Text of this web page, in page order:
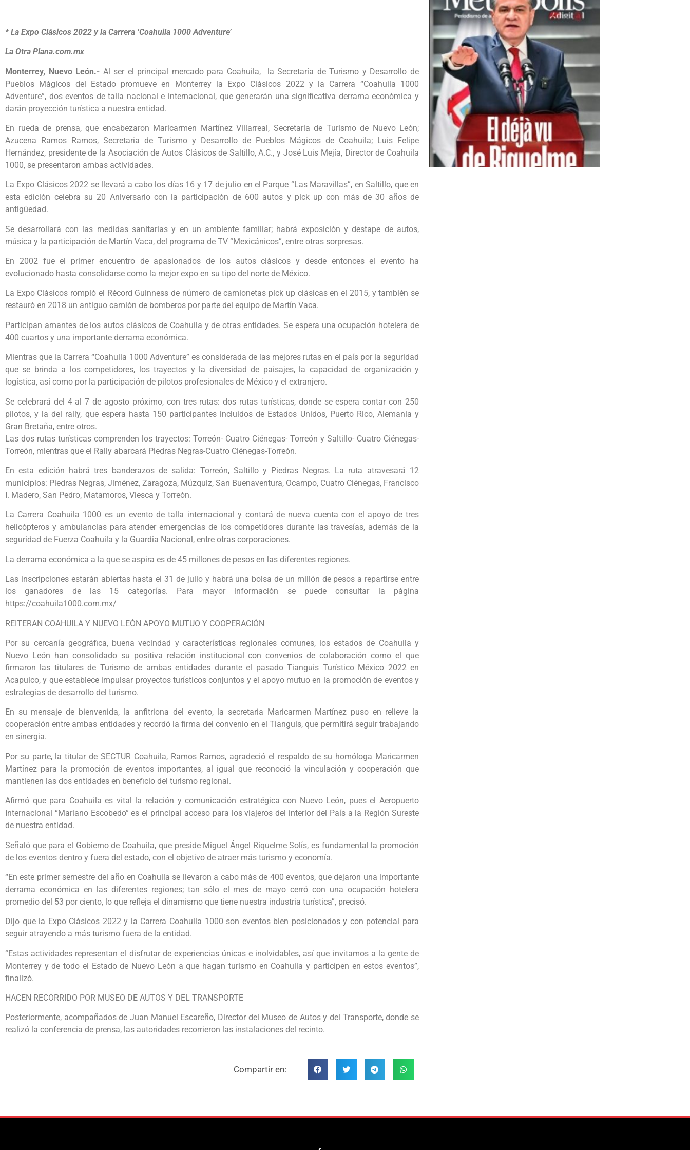
* La Expo Clásicos 2022 y la Carrera ‘Coahuila 1000 Adventure’
La Otra Plana.com.mx
Monterrey, Nuevo León.- Al ser el principal mercado para Coahuila, la Secretaría de Turismo y Desarrollo de
Pueblos Mágicos del Estado promueve en Monterrey la Expo Clásicos 2022 y la Carrera “Coahuila 1000
Adventure”, dos eventos de talla nacional e internacional, que generarán una significativa derrama económica y
darán proyección turística a nuestra entidad.
En rueda de prensa, que encabezaron Maricarmen Martínez Villarreal, Secretaria de Turismo de Nuevo León;
Azucena Ramos Ramos, Secretaria de Turismo y Desarrollo de Pueblos Mágicos de Coahuila; Luis Felipe
Hernández, presidente de la Asociación de Autos Clásicos de Saltillo, A.C., y José Luis Mejía, Director de Coahuila
1000, se presentaron ambas actividades.
La Expo Clásicos 2022 se llevará a cabo los días 16 y 17 de julio en el Parque “Las Maravillas”, en Saltillo, que en
esta edición celebra su 20 Aniversario con la participación de 600 autos y pick up con más de 30 años de
antigüedad.
Se desarrollará con las medidas sanitarias y en un ambiente familiar; habrá exposición y destape de autos,
música y la participación de Martín Vaca, del programa de TV “Mexicánicos”, entre otras sorpresas.
En 2002 fue el primer encuentro de apasionados de los autos clásicos y desde entonces el evento ha
evolucionado hasta consolidarse como la mejor expo en su tipo del norte de México.
La Expo Clásicos rompió el Récord Guinness de número de camionetas pick up clásicas en el 2015, y también se
restauró en 2018 un antiguo camión de bomberos por parte del equipo de Martín Vaca.
Participan amantes de los autos clásicos de Coahuila y de otras entidades. Se espera una ocupación hotelera de
400 cuartos y una importante derrama económica.
Mientras que la Carrera “Coahuila 1000 Adventure” es considerada de las mejores rutas en el país por la seguridad
que se brinda a los competidores, los trayectos y la diversidad de paisajes, la capacidad de organización y
logística, así como por la participación de pilotos profesionales de México y el extranjero.
Se celebrará del 4 al 7 de agosto próximo, con tres rutas: dos rutas turísticas, donde se espera contar con 250
pilotos, y la del rally, que espera hasta 150 participantes incluidos de Estados Unidos, Puerto Rico, Alemania y
Gran Bretaña, entre otros.
Las dos rutas turísticas comprenden los trayectos: Torreón- Cuatro Ciénegas- Torreón y Saltillo- Cuatro Ciénegas-
Torreón, mientras que el Rally abarcará Piedras Negras-Cuatro Ciénegas-Torreón.
En esta edición habrá tres banderazos de salida: Torreón, Saltillo y Piedras Negras. La ruta atravesará 12
municipios: Piedras Negras, Jiménez, Zaragoza, Múzquiz, San Buenaventura, Ocampo, Cuatro Ciénegas, Francisco
I. Madero, San Pedro, Matamoros, Viesca y Torreón.
La Carrera Coahuila 1000 es un evento de talla internacional y contará de nueva cuenta con el apoyo de tres
helicópteros y ambulancias para atender emergencias de los competidores durante las travesías, además de la
seguridad de Fuerza Coahuila y la Guardia Nacional, entre otras corporaciones.
La derrama económica a la que se aspira es de 45 millones de pesos en las diferentes regiones.
Las inscripciones estarán abiertas hasta el 31 de julio y habrá una bolsa de un millón de pesos a repartirse entre
los ganadores de las 15 categorías. Para mayor información se puede consultar la página
https://coahuila1000.com.mx/
REITERAN COAHUILA Y NUEVO LEÓN APOYO MUTUO Y COOPERACIÓN
Por su cercanía geográfica, buena vecindad y características regionales comunes, los estados de Coahuila y
Nuevo León han consolidado su positiva relación institucional con convenios de colaboración como el que
firmaron las titulares de Turismo de ambas entidades durante el pasado Tianguis Turístico México 2022 en
Acapulco, y que establece impulsar proyectos turísticos conjuntos y el apoyo mutuo en la promoción de eventos y
estrategias de desarrollo del turismo.
En su mensaje de bienvenida, la anfitriona del evento, la secretaria Maricarmen Martínez puso en relieve la
cooperación entre ambas entidades y recordó la firma del convenio en el Tianguis, que permitirá seguir trabajando
en sinergia.
Por su parte, la titular de SECTUR Coahuila, Ramos Ramos, agradeció el respaldo de su homóloga Maricarmen
Martínez para la promoción de eventos importantes, al igual que reconoció la vinculación y cooperación que
mantienen las dos entidades en beneficio del turismo regional.
Afirmó que para Coahuila es vital la relación y comunicación estratégica con Nuevo León, pues el Aeropuerto
Internacional “Mariano Escobedo” es el principal acceso para los viajeros del interior del País a la Región Sureste
de nuestra entidad.
Señaló que para el Gobierno de Coahuila, que preside Miguel Ángel Riquelme Solís, es fundamental la promoción
de los eventos dentro y fuera del estado, con el objetivo de atraer más turismo y economía.
“En este primer semestre del año en Coahuila se llevaron a cabo más de 400 eventos, que dejaron una importante
derrama económica en las diferentes regiones; tan sólo el mes de mayo cerró con una ocupación hotelera
promedio del 53 por ciento, lo que refleja el dinamismo que tiene nuestra industria turística”, precisó.
Dijo que la Expo Clásicos 2022 y la Carrera Coahuila 1000 son eventos bien posicionados y con potencial para
seguir atrayendo a más turismo fuera de la entidad.
“Estas actividades representan el disfrutar de experiencias únicas e inolvidables, así que invitamos a la gente de
Monterrey y de todo el Estado de Nuevo León a que hagan turismo en Coahuila y participen en estos eventos”,
finalizó.
HACEN RECORRIDO POR MUSEO DE AUTOS Y DEL TRANSPORTE
Posteriormente, acompañados de Juan Manuel Escareño, Director del Museo de Autos y del Transporte, donde se
realizó la conferencia de prensa, las autoridades recorrieron las instalaciones del recinto.
Compartir en: